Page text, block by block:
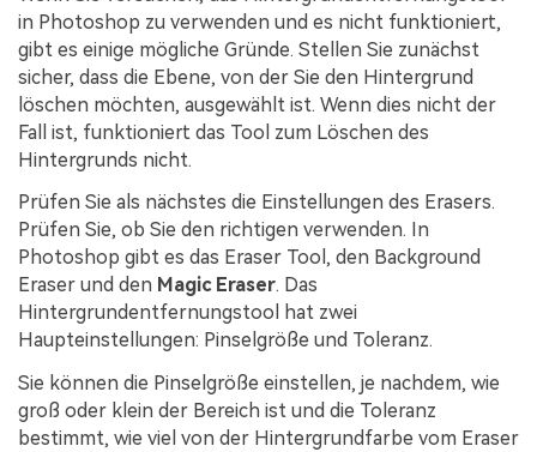
in Photoshop zu verwenden und es nicht funktioniert,
gibt es einige mögliche Gründe. Stellen Sie zunächst
sicher, dass die Ebene, von der Sie den Hintergrund
löschen möchten, ausgewählt ist. Wenn dies nicht der
Fall ist, funktioniert das Tool zum Löschen des
Hintergrunds nicht.
Prüfen Sie als nächstes die Einstellungen des Erasers.
Prüfen Sie, ob Sie den richtigen verwenden. In
Photoshop gibt es das Eraser Tool, den Background
Eraser und den Magic Eraser. Das
Hintergrundentfernungstool hat zwei
Haupteinstellungen: Pinselgröße und Toleranz.
Sie können die Pinselgröße einstellen, je nachdem, wie
groß oder klein der Bereich ist und die Toleranz
bestimmt, wie viel von der Hintergrundfarbe vom Eraser